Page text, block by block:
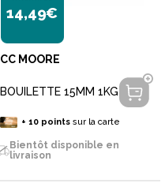
14,49€
CC MOORE
BOUILETTE 15MM 1KG
+ 10pointssur la carte
Bientôt disponible en
livraison